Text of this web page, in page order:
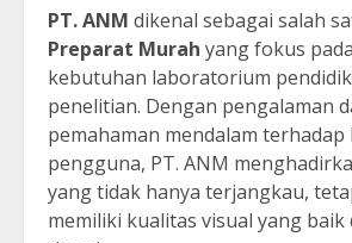
PT. ANM dikenal sebagai salah
Preparat Murah yang fokus
kebutuhan laboratorium
penelitian. Dengan pengalaman
pemahaman mendalam
pengguna, PT. ANM
yang tidak hanya terjangkau,
memiliki kualitas visual yang baik